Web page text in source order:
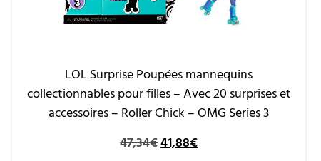
LOL Surprise Poupées mannequins
collectionnables pour filles – Avec 20 surprises et
accessoires – Roller Chick – OMG Series 3
47,34€41,88€